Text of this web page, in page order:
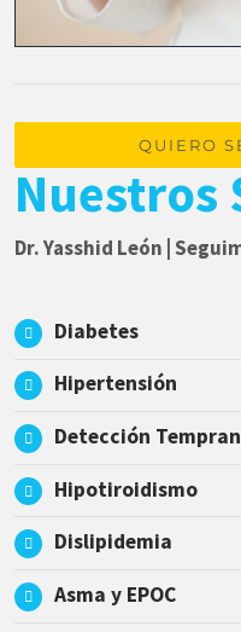
QUIERO
Nuestros
Dr. Yasshid León |
Diabetes
Hipertensión
Detección
Hipotiroidismo
Dislipidemia
Asma y EPOC